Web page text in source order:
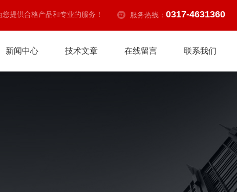
提供合格产品和专业的服务！ 服务热线： 0317-4631360
新闻中心 技术文章 在线留言 联系我们